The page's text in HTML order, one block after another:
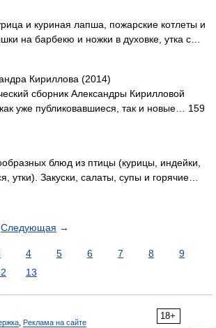
и куриная лапша, пожарские котлеты и
на барбекю и ножки в духовке, утка с…
Кириллова (2014)
сборник Александры Кирилловой
уже публиковавшиеся, так и новые… 159
блюд из птицы (курицы, индейки,
утки). Закуски, салаты, супы и горячие…
Следующая →
4 5 6 7 8
9
13
18+
Реклама на сайте